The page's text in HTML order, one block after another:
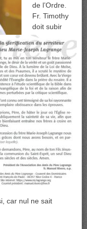
de l’Ordre.
Fr. Timothy
doit subir
car nul ne sait